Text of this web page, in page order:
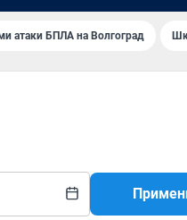
атаки БПЛА на Волгоград